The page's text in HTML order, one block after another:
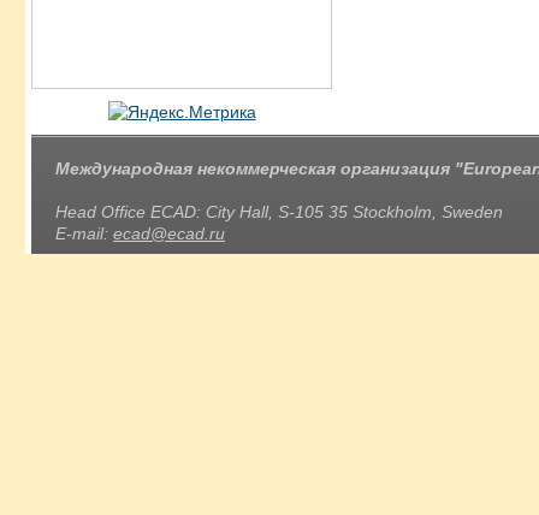
Международная некоммерческая организация
Head Office ECAD: City Hall, S-105 35 Stockholm, Sweden
E-mail: ecad@ecad.ru